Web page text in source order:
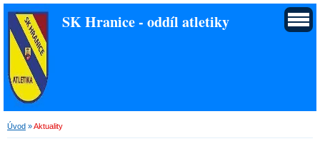
SK Hranice - oddíl atletiky
Úvod »Aktuality